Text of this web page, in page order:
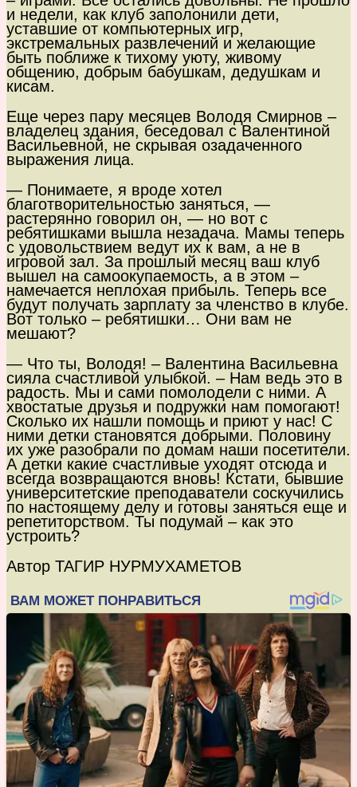
и недели, как клуб заполонили дети,
уставшие от компьютерных игр,
экстремальных развлечений и желающие
быть поближе к тихому уюту, живому
общению, добрым бабушкам, дедушкам и
кисам.
Еще через пару месяцев Володя Смирнов –
владелец здания, беседовал с Валентиной
Васильевной, не скрывая озадаченного
выражения лица.
— Понимаете, я вроде хотел
благотворительностью заняться, —
растерянно говорил он, — но вот с
ребятишками вышла незадача. Мамы теперь
с удовольствием ведут их к вам, а не в
игровой зал. За прошлый месяц ваш клуб
вышел на самоокупаемость, а в этом –
намечается неплохая прибыль. Теперь все
будут получать зарплату за членство в клубе.
Вот только – ребятишки… Они вам не
мешают?
— Что ты, Володя! – Валентина Васильевна
сияла счастливой улыбкой. – Нам ведь это в
радость. Мы и сами помолодели с ними. А
хвостатые друзья и подружки нам помогают!
Сколько их нашли помощь и приют у нас! С
ними детки становятся добрыми. Половину
их уже разобрали по домам наши посетители.
А детки какие счастливые уходят отсюда и
всегда возвращаются вновь! Кстати, бывшие
университетские преподаватели соскучились
по настоящему делу и готовы заняться еще и
репетиторством. Ты подумай – как это
устроить?
Автор ТАГИР НУРМУХАМЕТОВ